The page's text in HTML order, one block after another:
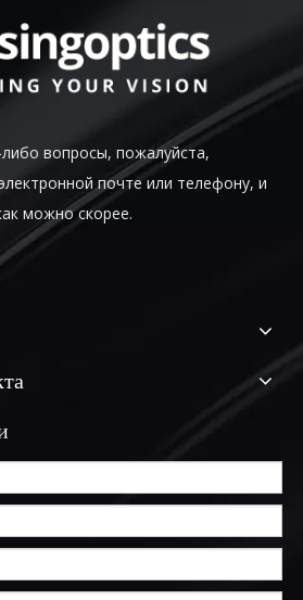
либо вопросы, пожалуйста,
почте или телефону, и
можно скорее.